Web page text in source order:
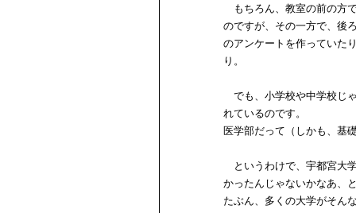
もちろん、教室の前の方
のですが、その一方で、後
のアンケートを作っていた
り。
でも、小学校や中学校じ
れているのです。
医学部だって（しかも、基
というわけで、宇都宮大
かったんじゃないかなあ、
たぶん、多くの大学がそん